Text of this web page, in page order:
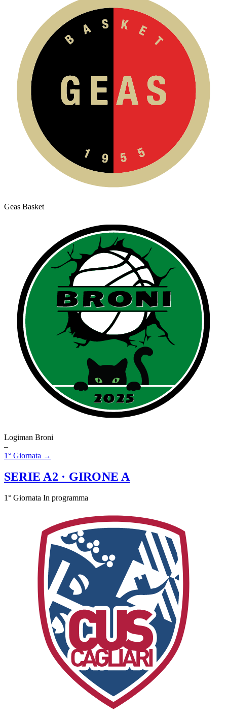
Geas Basket
Logiman Broni
–
1° Giornata →
SERIE A2 · GIRONE A
1° Giornata In programma